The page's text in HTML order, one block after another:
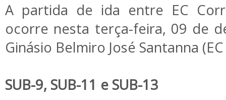
A partida de ida entre EC
ocorre nesta terça-feira, 09 de
Ginásio Belmiro José Santanna
SUB-9, SUB-11 e SUB-13